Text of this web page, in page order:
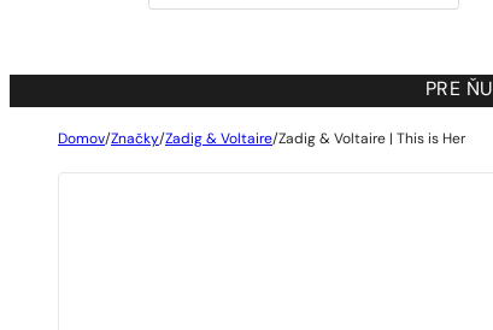
PRE ŇU
Domov/Značky/Zadig & Voltaire/Zadig & Voltaire | This is Her